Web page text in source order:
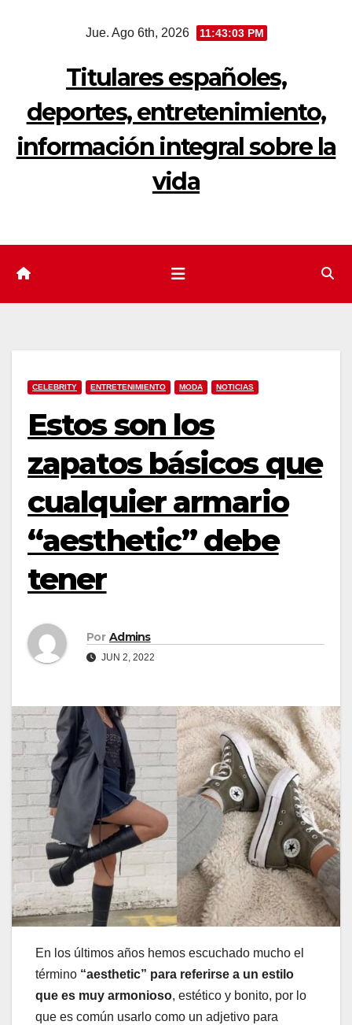
Jue. Ago 6th, 2026 11:43:04 PM
Titulares españoles,
deportes, entretenimiento,
información integral sobre la
vida
CELEBRITY ENTRETENIMIENTO MODA NOTICIAS
Estos son los
zapatos básicos que
cualquier armario
“aesthetic” debe
tener
Por Admins
JUN 2, 2022
En los últimos años hemos escuchado mucho el
término “aesthetic” para referirse a un estilo
que es muy armonioso, estético y bonito, por lo
que es común usarlo como un adjetivo para